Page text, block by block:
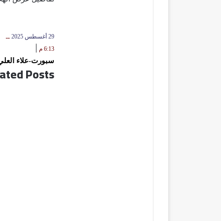
29 أغسطس 2025
ــ
6:13 م
سبورت-علاء
Posts